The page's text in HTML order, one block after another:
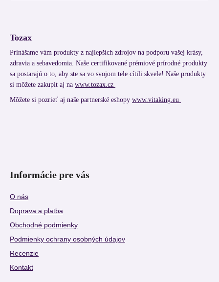
Tozax
Prinášame vám produkty z najlepších zdrojov na podporu vašej krásy,
zdravia a sebavedomia. Naše certifikované prémiové prírodné produkty
sa postarajú o to, aby ste sa vo svojom tele cítili skvele! Naše produkty
si môžete zakupit aj na www.tozax.cz
Môžete si pozrieť aj naše partnerské eshopy www.vitaking.eu
Informácie pre vás
O nás
Doprava a platba
Obchodné podmienky
Podmienky ochrany osobných údajov
Recenzie
Kontakt